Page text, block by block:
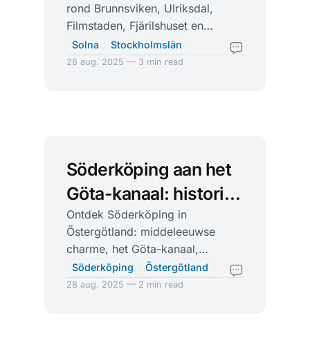
fika aan het water
rond Brunnsviken, Ulriksdal,
Filmstaden, Fjärilshuset en
shoppen in Mall of Scandinavia.
Solna Stockholmslän
28 aug. 2025 — 3 min read
Söderköping aan het
Göta-kanaal: historie,
sluizen en fika
Ontdek Söderköping in
Östergötland: middeleeuwse
charme, het Göta-kanaal,
Birgittaleden, kunst, kerken en
heerlijke fika aan het water.
Söderköping Östergötland
28 aug. 2025 — 2 min read